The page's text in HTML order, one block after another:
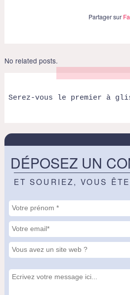
Partager sur
No related posts.
Serez-vous le premier à
DÉPOSEZ UN
ET SOURIEZ, VOUS